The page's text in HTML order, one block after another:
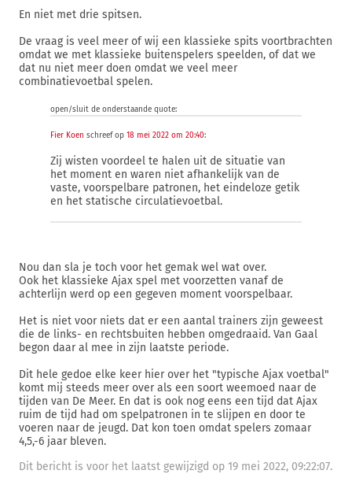
En niet met drie spitsen.
De vraag is veel meer of wij een klassieke spits voortbrachten
omdat we met klassieke buitenspelers speelden, of dat we
dat nu niet meer doen omdat we veel meer
combinatievoetbal spelen.
open/sluit de onderstaande quote:
Fier Koen schreef op 18 mei 2022 om 20:40:
Zij wisten voordeel te halen uit de situatie van
het moment en waren niet afhankelijk van de
vaste, voorspelbare patronen, het eindeloze getik
en het statische circulatievoetbal.
Nou dan sla je toch voor het gemak wel wat over.
Ook het klassieke Ajax spel met voorzetten vanaf de
achterlijn werd op een gegeven moment voorspelbaar.
Het is niet voor niets dat er een aantal trainers zijn geweest
die de links- en rechtsbuiten hebben omgedraaid. Van Gaal
begon daar al mee in zijn laatste periode.
Dit hele gedoe elke keer hier over het "typische Ajax voetbal"
komt mij steeds meer over als een soort weemoed naar de
tijden van De Meer. En dat is ook nog eens een tijd dat Ajax
ruim de tijd had om spelpatronen in te slijpen en door te
voeren naar de jeugd. Dat kon toen omdat spelers zomaar
4,5,-6 jaar bleven.
Dit bericht is voor het laatst gewijzigd op 19 mei 2022, 09:22:07.